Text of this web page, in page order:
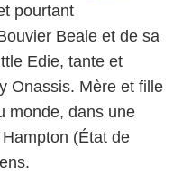
pourtant
Beale et de sa
Edie, tante et
Onassis. Mère et fille
monde, dans une
(État de